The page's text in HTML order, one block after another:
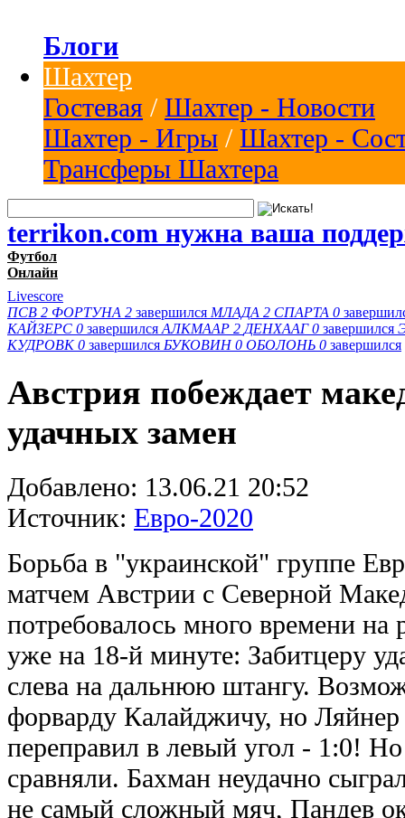
Блоги
Шахтер
Гостевая / Шахтер - Новости
Шахтер - Игры / Шахтер -
Трансферы Шахтера
terrikon.com нужна ваша
Футбол
Онлайн
Livescore
ПСВ 2 ФОРТУНА 2 завершился МЛАДА 2 СПАРТА 0
КАЙЗЕРС 0 завершился АЛКМААР 2 ДЕНХААГ 0 завершился
КУДРОВК 0 завершился БУКОВИН 0 ОБОЛОНЬ 0 завершился
Австрия побеждает
удачных замен
Добавлено: 13.06.21 20:52
Источник: Евро-2020
Борьба в "украинской" группе
матчем Австрии с Северной
потребовалось много времени на
уже на 18-й минуте: Забитцеру
слева на дальнюю штангу.
форварду Калайджичу, но Ляйнер
переправил в левый угол - 1:0!
сравняли. Бахман неудачно
не самый сложный мяч, Пандев